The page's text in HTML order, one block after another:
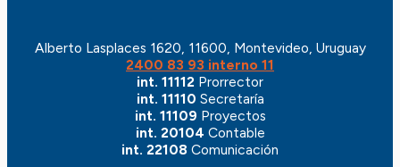
Alberto Lasplaces 1620, 11600, Montevideo, Uruguay
2400 83 93 interno 11
int. 11112 Prorrector
int. 11110 Secretaría
int. 11109 Proyectos
int. 20104 Contable
int. 22108 Comunicación